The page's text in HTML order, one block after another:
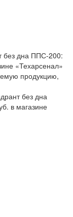
продукцию,